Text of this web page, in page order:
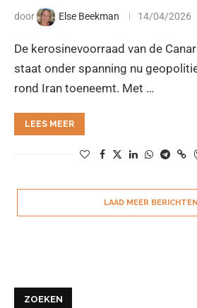
door Else Beekman 14/04/2026
De kerosinevoorraad van de
staat onder spanning nu
rond Iran toeneemt. Met …
LEES MEER
LAAD MEER BERICHTEN
ZOEKEN